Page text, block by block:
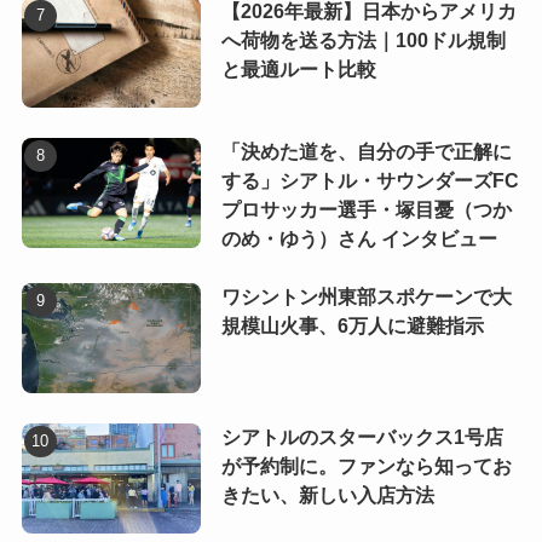
【2026年最新】日本からアメリカ
へ荷物を送る方法｜100ドル規制
と最適ルート比較
「決めた道を、自分の手で正解に
する」シアトル・サウンダーズFC
プロサッカー選手・塚目憂（つか
のめ・ゆう）さん インタビュー
ワシントン州東部スポケーンで大
規模山火事、6万人に避難指示
シアトルのスターバックス1号店
が予約制に。ファンなら知ってお
きたい、新しい入店方法